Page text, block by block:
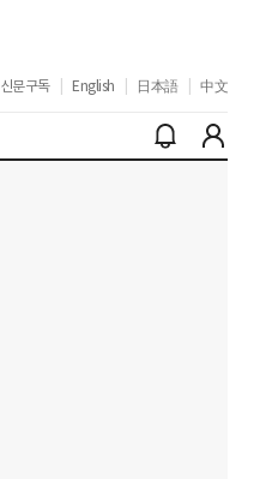
신문구독 English 日本語 中文